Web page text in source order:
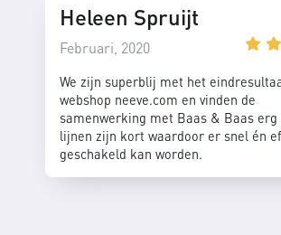
Heleen Spruijt
Februari, 2020
We zijn superblij met het
webshop neeve.com en vinden de
samenwerking met Baas & Baas erg
lijnen zijn kort waardoor er snel én
geschakeld kan worden.